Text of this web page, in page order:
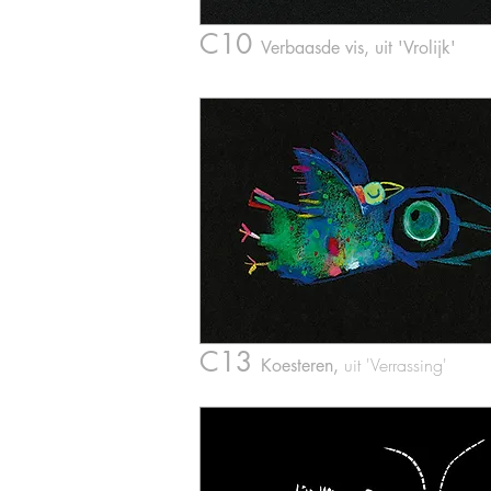
C10 Verbaasde vis, uit 'Vrolijk'
C1 3 Koesteren, uit 'Verrassing'